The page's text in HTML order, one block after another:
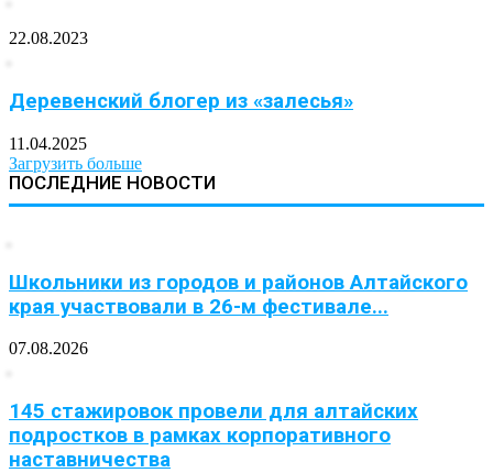
22.08.2023
Деревенский блогер из «залесья»
11.04.2025
Загрузить больше
ПОСЛЕДНИЕ НОВОСТИ
Школьники из городов и районов Алтайского
края участвовали в 26-м фестивале...
07.08.2026
145 стажировок провели для алтайских
подростков в рамках корпоративного
наставничества